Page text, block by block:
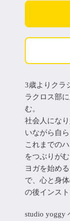
3歳よりクラ
ラクロス部
む。
社会人にな
いながら自
これまでの
をつぶりが
ヨガを始め
で、心と身
の後インスト
studio yoggy